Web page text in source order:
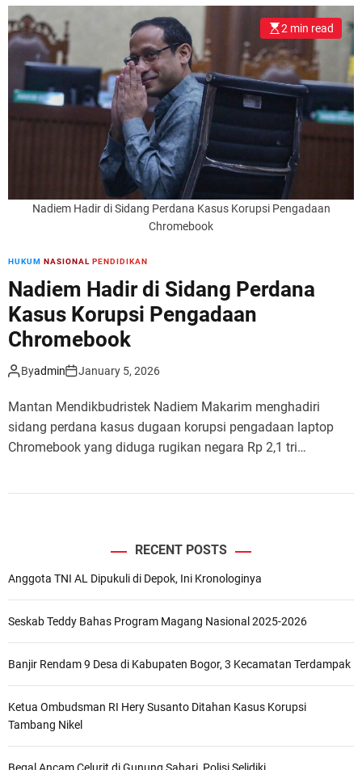
Nadiem Hadir di Sidang Perdana Kasus Korupsi Pengadaan
Chromebook
2 min read
HUKUM NASIONAL PENDIDIKAN
Nadiem Hadir di Sidang Perdana
Kasus Korupsi Pengadaan
Chromebook
Byadmin January 5, 2026
Mantan Mendikbudristek Nadiem Makarim menghadiri
sidang perdana kasus dugaan korupsi pengadaan laptop
Chromebook yang diduga rugikan negara Rp 2,1 tri…
RECENT POSTS
Anggota TNI AL Dipukuli di Depok, Ini Kronologinya
Seskab Teddy Bahas Program Magang Nasional 2025-2026
Banjir Rendam 9 Desa di Kabupaten Bogor, 3 Kecamatan Terdampak
Ketua Ombudsman RI Hery Susanto Ditahan Kasus Korupsi
Tambang Nikel